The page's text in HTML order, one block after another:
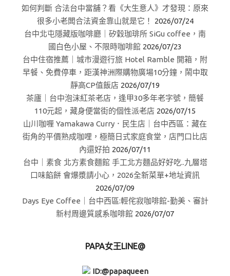
如何判斷 合法台中當舖？看《大生意人》才發現：原來
很多小老闆合法資金靠山就是它！
2026/07/24
台中北屯隱藏版咖啡廳｜矽穀珈琲所 SiGu coffee，南
國白色小屋、不限時咖啡館 2026/07/23
台中住宿推薦｜城市漫遊行旅 Hotel Ramble 開箱，附
早餐、免費停車，距漢神洲際購物廣場10分鐘，鬧中取
靜高CP值飯店 2026/07/19
茶廬｜台中泡沫紅茶老店，逢甲30多年老字號，簡餐
110元起，藏身便當街的個性派老店 2026/07/15
山川咖喱 Yamakawa Curry．民生店｜台中西區：藏在
街角的平價熟成咖哩，極簡日式家庭食堂，店門口比店
內還好拍 2026/07/11
台中｜素食 北方素食麵館 手工北方麵品好好吃..九層塔
口味餡餅 會爆漿請小心，2026全新菜單+地址資訊
2026/07/09
Days Eye Coffee｜台中西區:輕侘寂咖啡館-勤美、審計
新村周邊質感系咖啡館 2026/07/07
PAPA女王LINE@
ID:@papaqueen